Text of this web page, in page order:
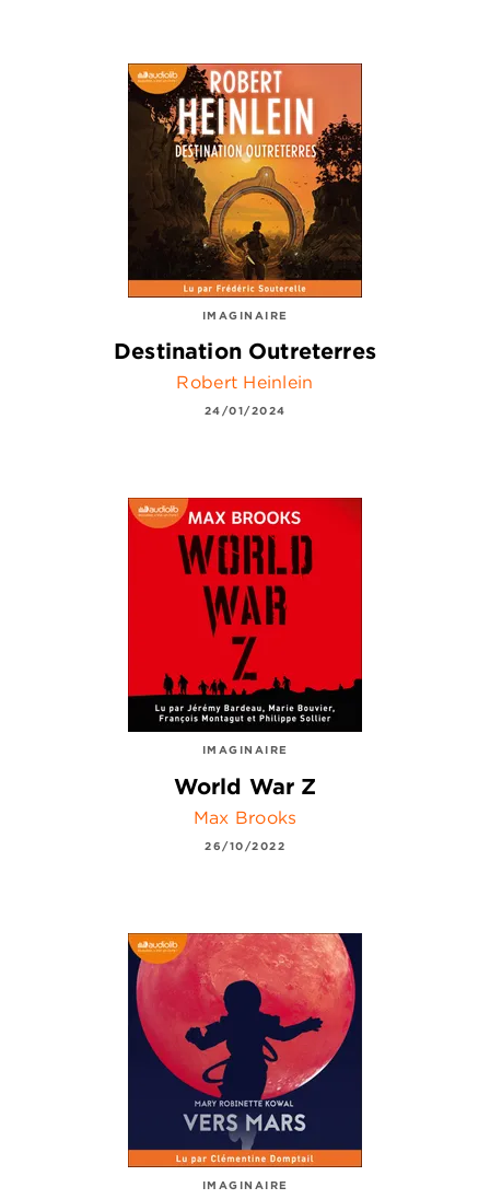
IMAGINAIRE
Destination Outreterres
Robert Heinlein
24/01/2024
IMAGINAIRE
World War Z
Max Brooks
26/10/2022
IMAGINAIRE